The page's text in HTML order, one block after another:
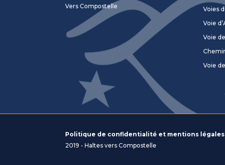
Vers Compostelle
Voies
Voie
Voie
Voie
Politique de confidentialité et mentions légales
2019 - Haltes vers Compostelle